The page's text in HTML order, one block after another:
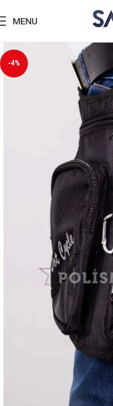
MENU
-4%